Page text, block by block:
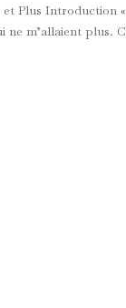
Plus Introduction
m’allaient plus.